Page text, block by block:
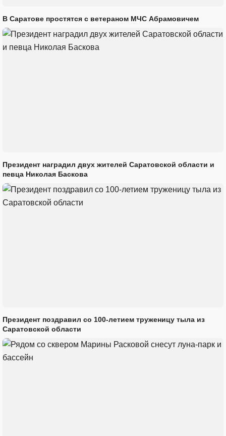
В Саратове простятся с ветераном МЧС Абрамовичем
Президент наградил двух жителей Саратовской области и
певца Николая Баскова
Президент поздравил со 100-летием труженицу тыла из
Саратовской области